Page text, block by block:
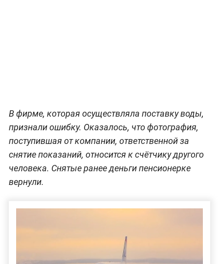
В фирме, которая осуществляла поставку воды,
признали ошибку. Оказалось, что фотография,
поступившая от компании, ответственной за
снятие показаний, относится к счётчику другого
человека. Снятые ранее деньги пенсионерке
вернули.